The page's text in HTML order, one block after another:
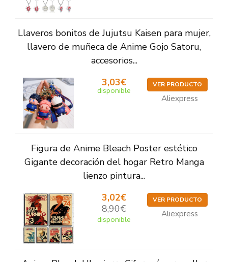
Llaveros bonitos de Jujutsu Kaisen para mujer,
llavero de muñeca de Anime Gojo Satoru,
accesorios...
3,03€
disponible
VER PRODUCTO
Aliexpress
Figura de Anime Bleach Poster estético
Gigante decoración del hogar Retro Manga
lienzo pintura...
3,02€
8,90€
disponible
VER PRODUCTO
Aliexpress